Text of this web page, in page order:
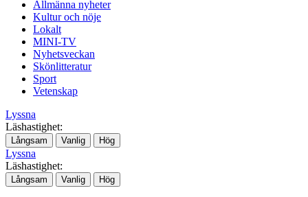
Allmänna nyheter
Kultur och nöje
Lokalt
MINI-TV
Nyhetsveckan
Skönlitteratur
Sport
Vetenskap
Lyssna
Läshastighet:
Långsam Vanlig Hög
Lyssna
Läshastighet:
Långsam Vanlig Hög